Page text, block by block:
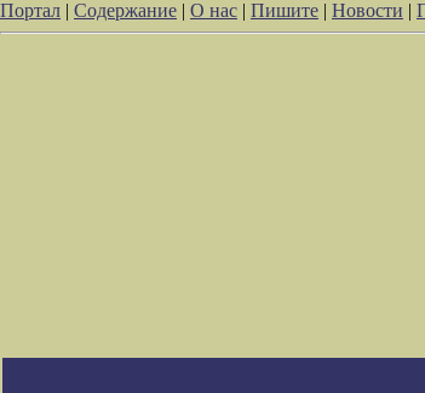
Портал | Содержание | О нас | Пишите | Новости |